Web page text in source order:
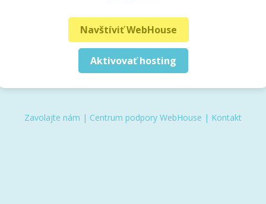
Navštíviť WebHouse
Aktivovať hosting
Zavolajte nám | Centrum podpory WebHouse | Kontakt